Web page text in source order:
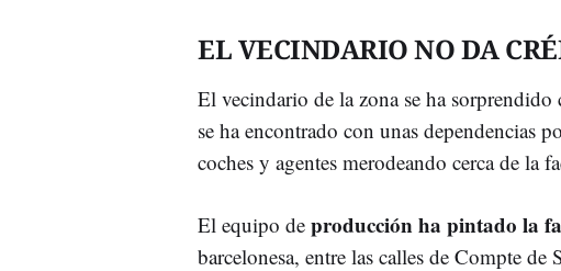
EL VECINDARIO NO DA
El vecindario de la zona se ha sorprendido
se ha encontrado con unas dependencias
coches y agentes merodeando cerca de la
El equipo de producción ha pintado la
barcelonesa, entre las calles de Compte